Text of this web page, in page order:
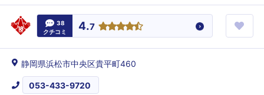
38
クチコミ
4.7
静岡県浜松市中央区貴平町460
053-433-9720